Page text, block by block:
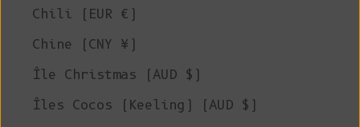
Chili (EUR €)
Chine (CNY ¥)
Île Christmas (AUD $)
Îles Cocos (Keeling) (AUD $)